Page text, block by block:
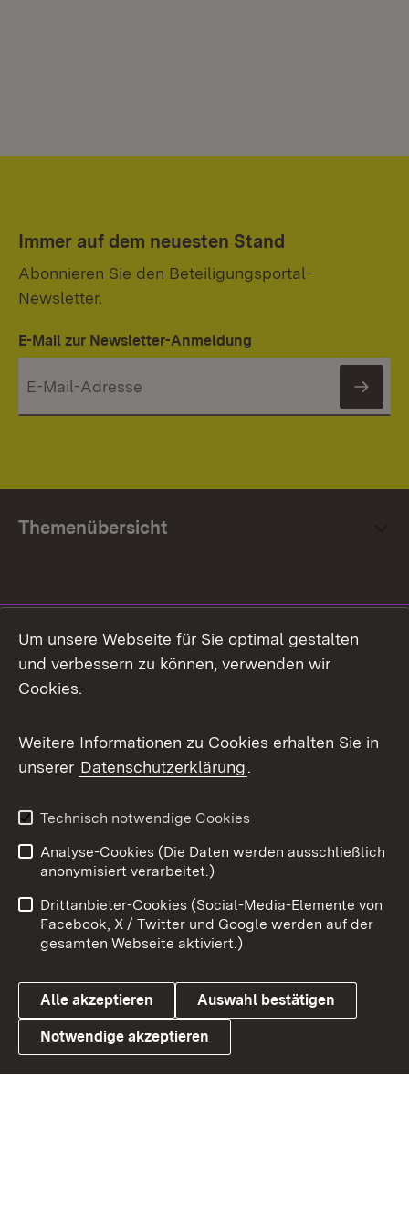
Immer auf dem neuesten Stand
Abonnieren Sie den Beteiligungsportal-
Newsletter.
E-Mail zur Newsletter-Anmeldung
Themenübersicht
Facebook
X / Twitter
Youtube
Link zum Landesportal
Impressum
Kontakt
Barrierefreiheit
Datenschutz
Cookies
Um unsere Webseite für Sie optimal gestalten
und verbessern zu können, verwenden wir
Cookies.
Weitere Informationen zu Cookies erhalten Sie in
unserer Datenschutzerklärung.
Technisch notwendige Cookies
Analyse-Cookies (Die Daten werden ausschließlich
anonymisiert verarbeitet.)
Drittanbieter-Cookies (Social-Media-Elemente von
Facebook, X / Twitter und Google werden auf der
gesamten Webseite aktiviert.)
Alle akzeptieren Auswahl bestätigen
Notwendige akzeptieren